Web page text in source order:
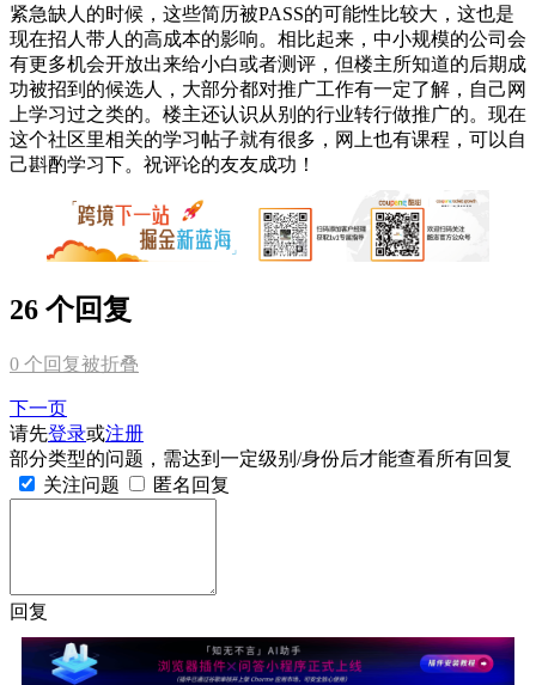
紧急缺人的时候，这些简历被PASS的可能性比较大，这也是
现在招人带人的高成本的影响。相比起来，中小规模的公司会
有更多机会开放出来给小白或者测评，但楼主所知道的后期成
功被招到的候选人，大部分都对推广工作有一定了解，自己网
上学习过之类的。楼主还认识从别的行业转行做推广的。现在
这个社区里相关的学习帖子就有很多，网上也有课程，可以自
己斟酌学习下。祝评论的友友成功！
26 个回复
0 个回复被折叠
下一页
请先登录或注册
部分类型的问题，需达到一定级别/身份后才能查看所有回复
关注问题
匿名回复
回复